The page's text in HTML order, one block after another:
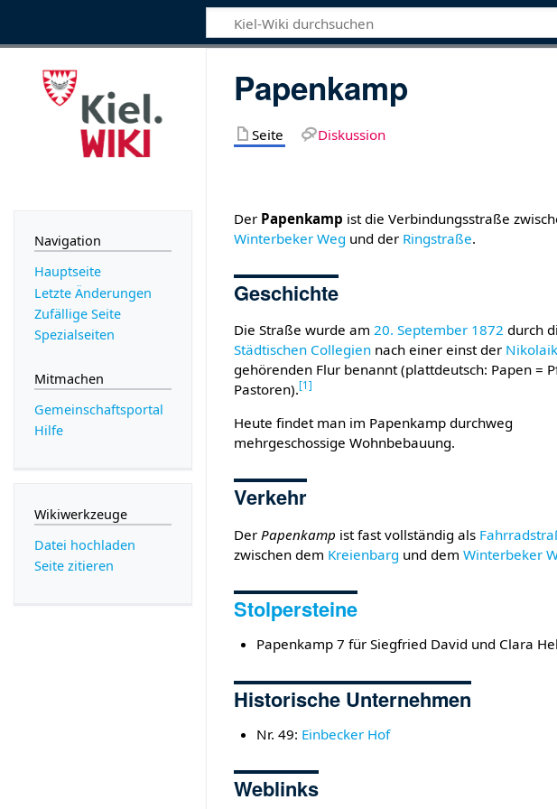
Papenkamp
Seite Diskussion
Der Papenkamp ist die Verbindungsstraße
Winterbeker Weg und der Ringstraße.
Geschichte
Die Straße wurde am 20. September 1872 durch
Städtischen Collegien nach einer einst der
gehörenden Flur benannt (plattdeutsch: Papen =
Pastoren).[1]
Heute findet man im Papenkamp durchweg
mehrgeschossige Wohnbebauung.
Verkehr
Der Papenkamp ist fast vollständig als
zwischen dem Kreienbarg und demWinterbeker
Stolpersteine
Papenkamp 7 für Siegfried David und Clara
Historische Unternehmen
Nr. 49: Einbecker Hof
Weblinks
Navigation
Hauptseite
Letzte Änderungen
Zufällige Seite
Spezialseiten
Mitmachen
Gemeinschafts­portal
Hilfe
Wikiwerkzeuge
Datei hochladen
Seite zitieren